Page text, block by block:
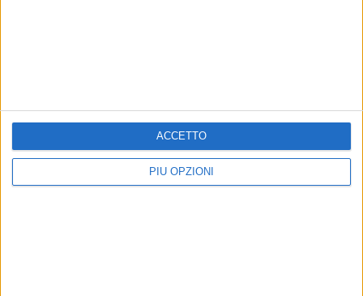
PIÙ OPZIONI
ACCETTO